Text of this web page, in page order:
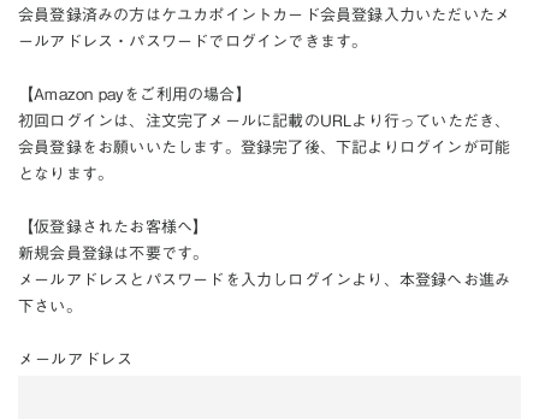
会員登録済みの方はケユカポイントカード会員登録入力いただいたメ
ールアドレス・パスワードでログインできます。
【Amazon payをご利用の場合】
初回ログインは、注文完了メールに記載のURLより行っていただき、
会員登録をお願いいたします。登録完了後、下記よりログインが可能
となります。
【仮登録されたお客様へ】
新規会員登録は不要です。
メールアドレスとパスワードを入力しログインより、本登録へお進み
下さい。
メールアドレス